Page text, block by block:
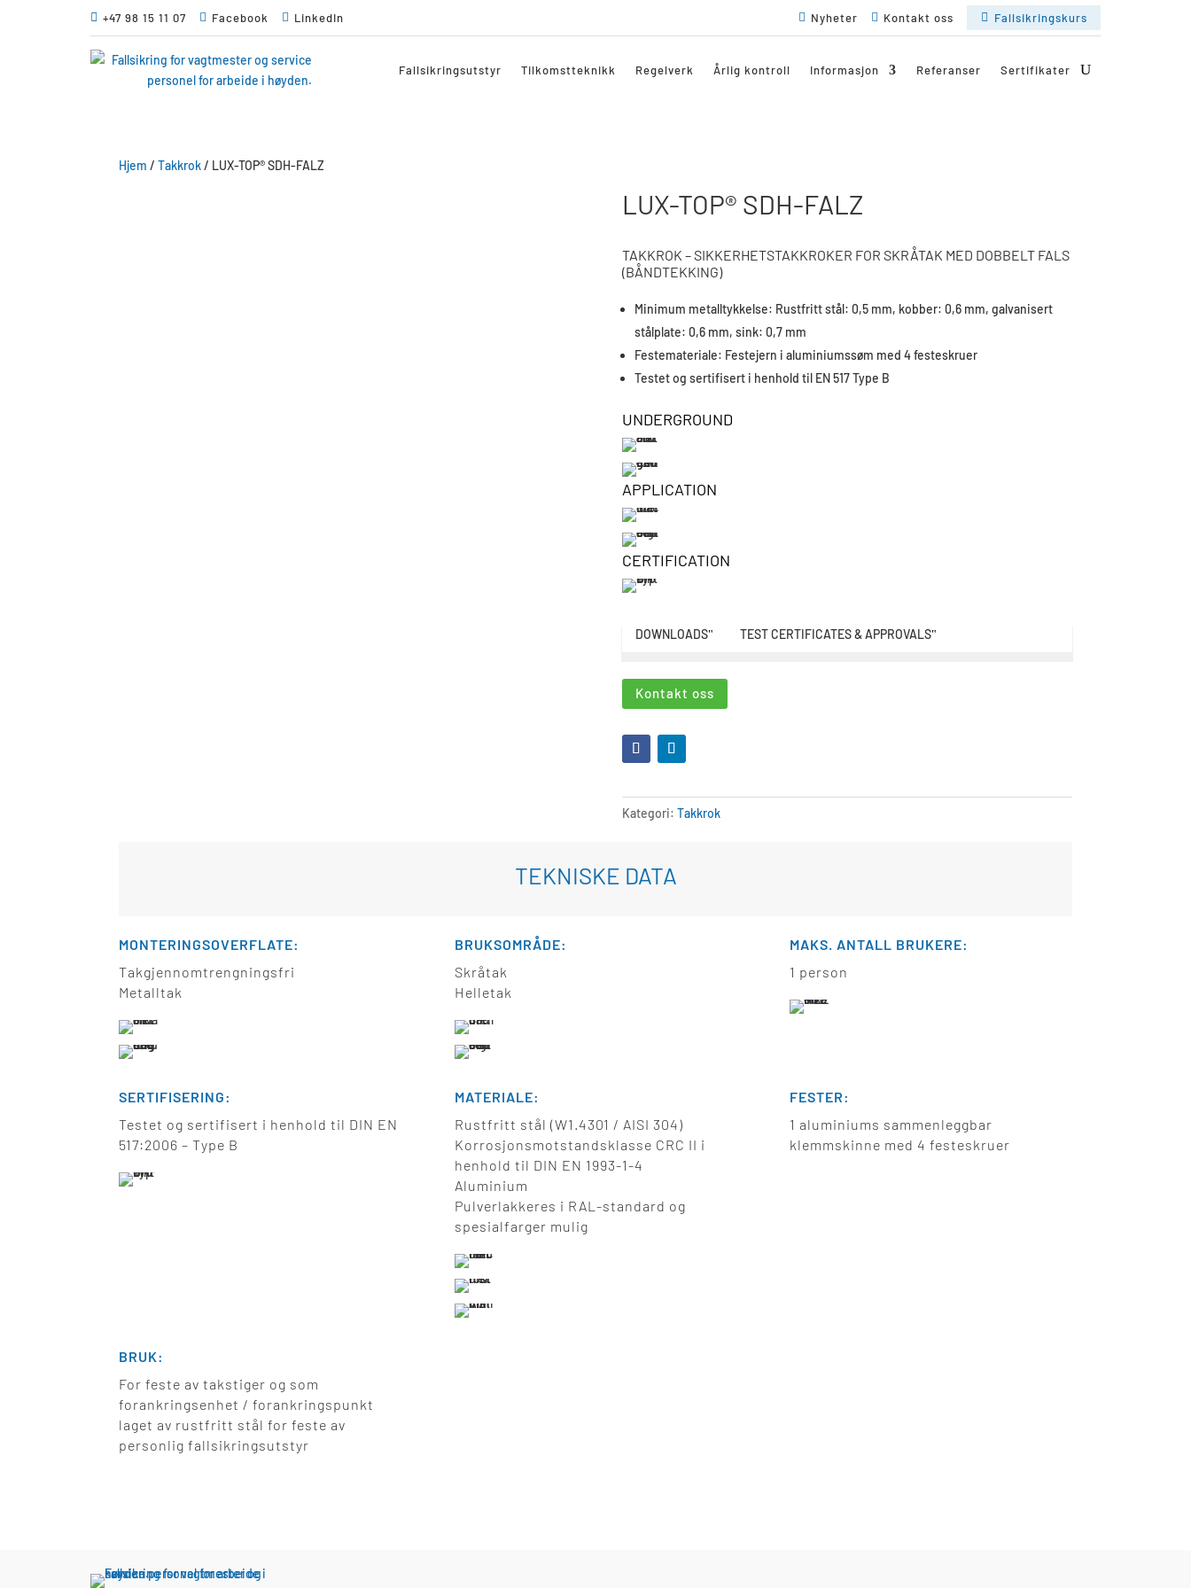
 +47 98 15 11 07  Facebook  LinkedIn  Nyheter  Kontakt oss  Fallsikringskurs
Fallsikringsutstyr Tilkomstteknikk Regelverk Årlig kontroll Informasjon Referanser Sertifikater
Hjem /Takkrok/ LUX-TOP® SDH-FALZ
LUX-TOP® SDH-FALZ
TAKKROK – SIKKERHETSTAKKROKER FOR SKRÅTAK MED DOBBELT FALS
(BÅNDTEKKING)
Minimum metalltykkelse: Rustfritt stål: 0,5 mm, kobber: 0,6 mm, galvanisert
stålplate: 0,6 mm, sink: 0,7 mm
Festemateriale: Festejern i aluminiumssøm med 4 festeskruer
Testet og sertifisert i henhold til EN 517 Type B
UNDERGROUND
APPLICATION
CERTIFICATION
"
DOWNLOADS "
TEST CERTIFICATES & APPROVALS
Kontakt oss
Kategori: Takkrok
TEKNISKE DATA
MONTERINGSOVERFLATE:
Takgjennomtrengningsfri
Metalltak
BRUKSOMRÅDE:
Skråtak
Helletak
MAKS. ANTALL BRUKERE:
1 person
SERTIFISERING:
Testet og sertifisert i henhold til DIN EN
517:2006 – Type B
MATERIALE:
Rustfritt stål (W1.4301 / AISI 304)
Korrosjonsmotstandsklasse CRC II i
henhold til DIN EN 1993-1-4
Aluminium
Pulverlakkeres i RAL-standard og
spesialfarger mulig
FESTER:
1 aluminiums sammenleggbar
klemmskinne med 4 festeskruer
BRUK:
For feste av takstiger og som
forankringsenhet / forankringspunkt
laget av rustfritt stål for feste av
personlig fallsikringsutstyr